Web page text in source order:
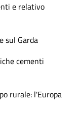
e relativo
sul Garda
cementi
rurale: l'Europa